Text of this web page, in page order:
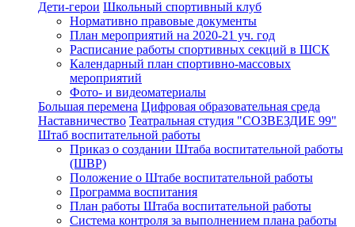
Дети-герои Школьный спортивный клуб
Нормативно правовые документы
План мероприятий на 2020-21 уч. год
Расписание работы спортивных секций в ШСК
Календарный план спортивно-массовых
мероприятий
Фото- и видеоматериалы
Большая перемена Цифровая образовательная среда
Наставничество Театральная студия "СОЗВЕЗДИЕ 99"
Штаб воспитательной работы
Приказ о создании Штаба воспитательной работы
(ШВР)
Положение о Штабе воспитательной работы
Программа воспитания
План работы Штаба воспитательной работы
Система контроля за выполнением плана работы